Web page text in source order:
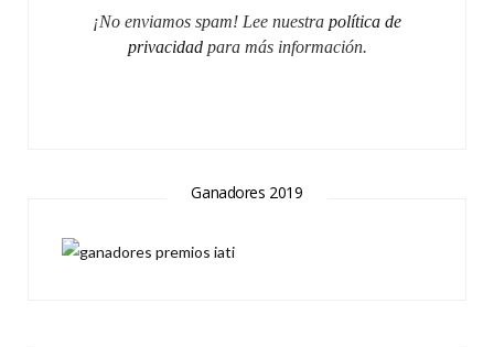
¡No enviamos spam! Lee nuestra política de
privacidadpara más información.
Ganadores 2019